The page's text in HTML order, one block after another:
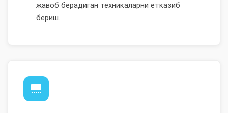
жавоб берадиган техникаларни етказиб
бериш.